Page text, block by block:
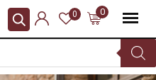
0
0